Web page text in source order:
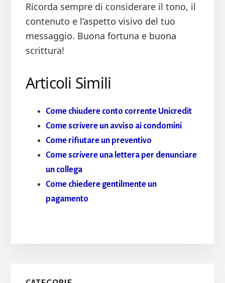
Ricorda sempre di considerare il tono, il
contenuto e l’aspetto visivo del tuo
messaggio. Buona fortuna e buona
scrittura!
Articoli Simili
Come chiudere conto corrente Unicredit
Come scrivere un avviso ai condomini
Come rifiutare un preventivo
Come scrivere una lettera per denunciare
un collega
Come chiedere gentilmente un
pagamento
Primary